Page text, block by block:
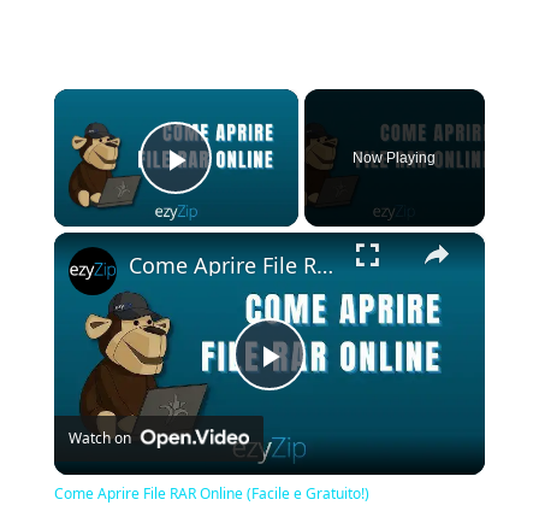
×
Play Video
Now Playing
×
Play
Video
Come Aprire File RAR Online (Facile e Gratuito!)
Watch on
Come Aprire File RAR Online (Facile e Gratuito!)